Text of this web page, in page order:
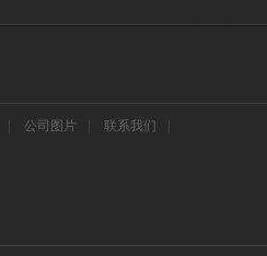
公司图片 联系我们